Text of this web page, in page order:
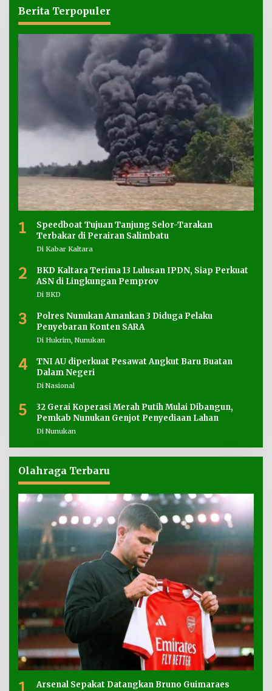
Berita Terpopuler
1
Speedboat Tujuan Tanjung Selor-Tarakan
Terbakar di Perairan Salimbatu
Di Kabar Kaltara
2
BKD Kaltara Terima 13 Lulusan IPDN, Siap Perkuat
ASN di Lingkungan Pemprov
Di BKD
3
Polres Nunukan Amankan 3 Diduga Pelaku
Penyebaran Konten SARA
Di Hukrim, Nunukan
4
TNI AU diperkuat Pesawat Angkut Baru Buatan
Dalam Negeri
Di Nasional
5
32 Gerai Koperasi Merah Putih Mulai Dibangun,
Pemkab Nunukan Genjot Penyediaan Lahan
Di Nunukan
Olahraga Terbaru
Arsenal Sepakat Datangkan Bruno Guimaraes